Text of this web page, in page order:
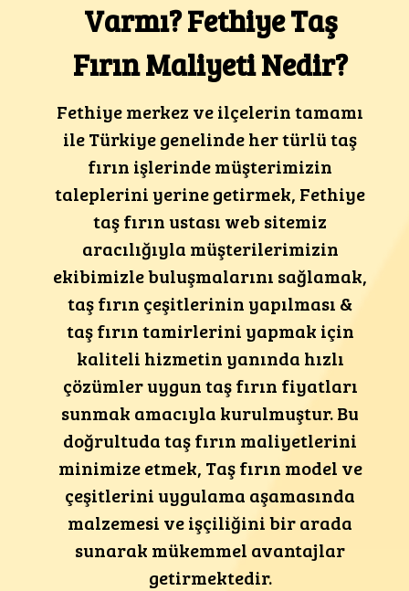
Varmı? Fethiye Taş
Fırın Maliyeti Nedir?
Fethiye merkez ve ilçelerin tamamı
ile Türkiye genelinde her türlü taş
fırın işlerinde müşterimizin
taleplerini yerine getirmek, Fethiye
taş fırın ustası web sitemiz
aracılığıyla müşterilerimizin
ekibimizle buluşmalarını sağlamak,
taş fırın çeşitlerinin yapılması &
taş fırın tamirlerini yapmak için
kaliteli hizmetin yanında hızlı
çözümler uygun taş fırın fiyatları
sunmak amacıyla kurulmuştur. Bu
doğrultuda taş fırın maliyetlerini
minimize etmek, Taş fırın model ve
çeşitlerini uygulama aşamasında
malzemesi ve işçiliğini bir arada
sunarak mükemmel avantajlar
getirmektedir.